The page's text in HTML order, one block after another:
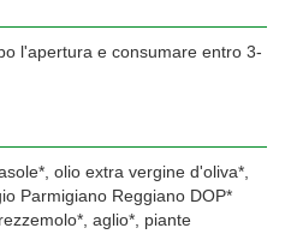
l'apertura e consumare entro 3-
olio extra vergine d'oliva*,
Parmigiano Reggiano DOP*
aglio*, piante